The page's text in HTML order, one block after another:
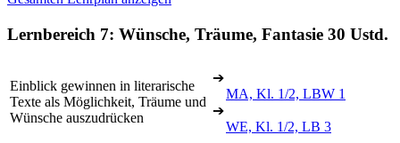
Lernbereich 7: Wünsche, Träume, Fantasie 30 Ustd.
Einblick gewinnen in literarische
Texte als Möglichkeit, Träume und
Wünsche auszudrücken
➔
MA, Kl. 1/2, LBW 1
➔
WE, Kl. 1/2, LB 3